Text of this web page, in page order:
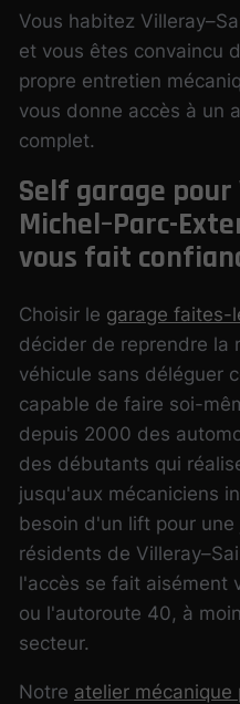
Vous habitez
et vous êtes convaincu
propre entretien
vous donne accès à un
complet.
Self garage
Michel–Parc-
vous fait
Choisir le garage faites-
décider de reprendre la
véhicule sans déléguer
capable de faire soi-
depuis 2000 des
des débutants qui
jusqu'aux mécaniciens
besoin d'un lift pour une
résidents de
l'accès se fait aisément
ou l'autoroute 40, à
secteur.
Notre atelier